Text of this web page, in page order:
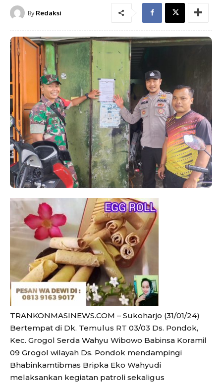
By Redaksi
TRANKONMASINEWS.COM – Sukoharjo (31/01/24)
Bertempat di Dk. Temulus RT 03/03 Ds. Pondok,
Kec. Grogol Serda Wahyu Wibowo Babinsa Koramil
09 Grogol wilayah Ds. Pondok mendampingi
Bhabinkamtibmas Bripka Eko Wahyudi
melaksankan kegiatan patroli sekaligus